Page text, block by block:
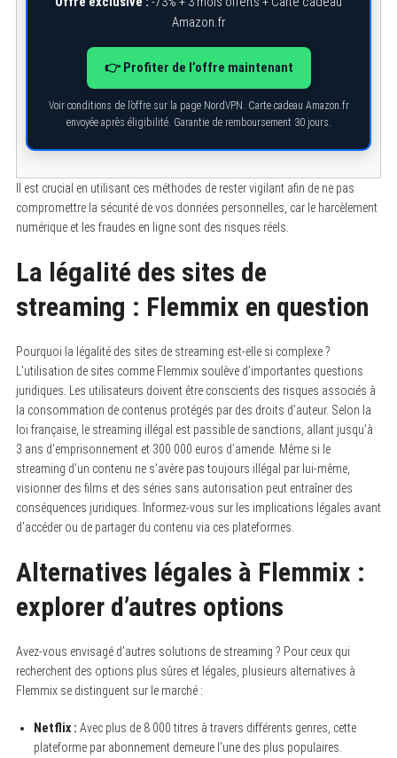
Amazon.fr
👉 Profiter de l’offre maintenant
Voir conditions de l’offre sur la page NordVPN. Carte cadeau Amazon.fr
envoyée après éligibilité. Garantie de remboursement 30 jours.
Il est crucial en utilisant ces méthodes de rester vigilant afin de ne pas
compromettre la sécurité de vos données personnelles, car le harcèlement
numérique et les fraudes en ligne sont des risques réels.
La légalité des sites de
streaming : Flemmix en question
Pourquoi la légalité des sites de streaming est-elle si complexe ?
L’utilisation de sites comme Flemmix soulève d’importantes questions
juridiques. Les utilisateurs doivent être conscients des risques associés à
la consommation de contenus protégés par des droits d’auteur. Selon la
loi française, le streaming illégal est passible de sanctions, allant jusqu’à
3 ans d’emprisonnement et 300 000 euros d’amende. Même si le
streaming d’un contenu ne s’avère pas toujours illégal par lui-même,
visionner des films et des séries sans autorisation peut entraîner des
conséquences juridiques. Informez-vous sur les implications légales avant
d’accéder ou de partager du contenu via ces plateformes.
Alternatives légales à Flemmix :
explorer d’autres options
Avez-vous envisagé d’autres solutions de streaming ? Pour ceux qui
recherchent des options plus sûres et légales, plusieurs alternatives à
Flemmix se distinguent sur le marché :
Netflix : Avec plus de 8 000 titres à travers différents genres, cette
plateforme par abonnement demeure l’une des plus populaires.